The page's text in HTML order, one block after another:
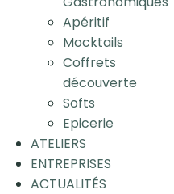
Apéritif
Mocktails
Coffrets
découverte
Softs
Epicerie
ATELIERS
ENTREPRISES
ACTUALITÉS